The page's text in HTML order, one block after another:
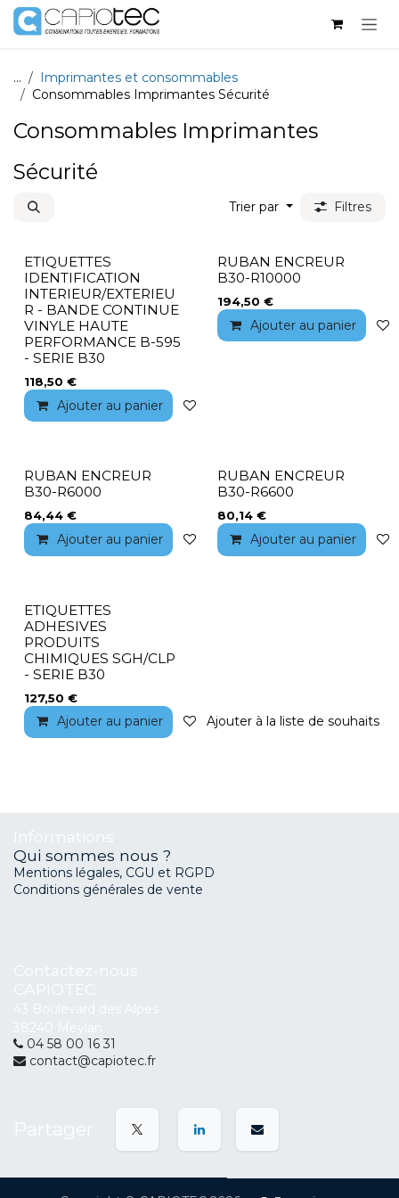
Se rendre au contenu
...
Imprimantes et consommables
Consommables Imprimantes Sécurité
Consommables Imprimantes
Sécurité
Trier par Filtres
ETIQUETTES
IDENTIFICATION
INTERIEUR/EXTERIEU
R - BANDE CONTINUE
VINYLE HAUTE
PERFORMANCE B-595
- SERIE B30
118,50 €
Ajouter au panier
RUBAN ENCREUR
B30-R10000
194,50 €
Ajouter au panier
RUBAN ENCREUR
B30-R6000
84,44 €
Ajouter au panier Ajouter à la liste de souhaits
RUBAN ENCREUR
B30-R6600
80,14€
Ajouter au panier
ETIQUETTES
ADHESIVES
PRODUITS
CHIMIQUES SGH/CLP
- SERIE B30
127,50 €
Ajouter au panier Ajouter à la liste de souhaits
Qui sommes nous ?
Mentions légales, CGU et RGPD
Conditions générales de vente
04 58 00 16 31
contact@capiotec.fr